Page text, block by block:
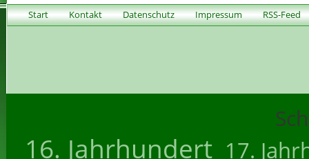
Start Kontakt Datenschutz Impressum RSS-Feed
16. Jahrhundert 17.